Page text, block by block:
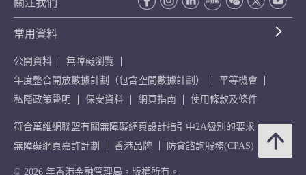
關注我們
常用資料
公開資料
無障礙瀏覽
年度整合開放數據計劃（包含空間數據計劃）
平等機會
私隱政策聲明
保安資料 網頁指南 使用條款及條件
符合萬維網聯盟有關無障礙網頁設計指引中2A級別的要求
無障礙網頁嘉許計劃
香港品牌 防貪諮詢服務(CPAS)
© 2026 年香港金融管理局。版權所有。